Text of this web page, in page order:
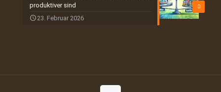
0
produktiver sind
23. Februar 2026